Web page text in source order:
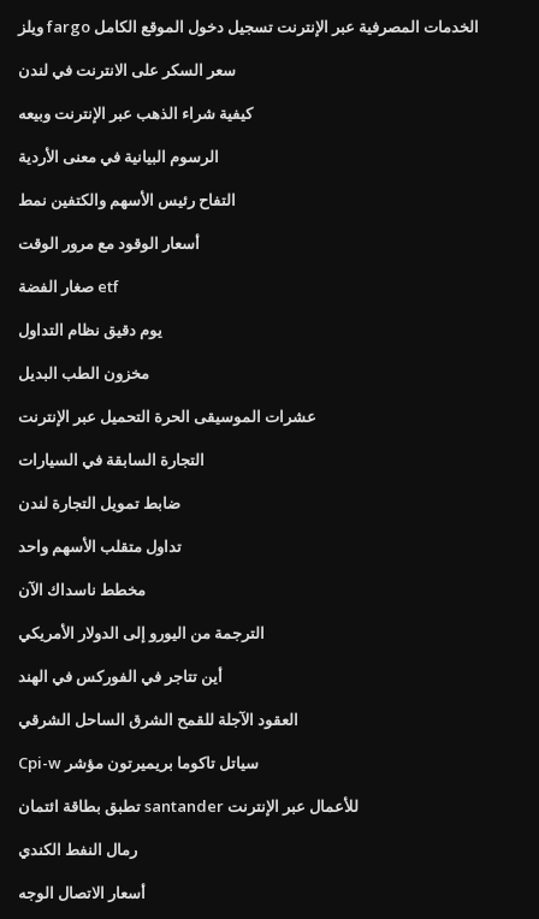
ويلز fargo الخدمات المصرفية عبر الإنترنت تسجيل دخول الموقع الكامل
سعر السكر على الانترنت في لندن
كيفية شراء الذهب عبر الإنترنت وبيعه
الرسوم البيانية في معنى الأردية
التفاح رئيس الأسهم والكتفين نمط
أسعار الوقود مع مرور الوقت
صغار الفضة etf
يوم دقيق نظام التداول
مخزون الطب البديل
عشرات الموسيقى الحرة التحميل عبر الإنترنت
التجارة السابقة في السيارات
ضابط تمويل التجارة لندن
تداول متقلب الأسهم واحد
مخطط ناسداك الآن
الترجمة من اليورو إلى الدولار الأمريكي
أين تتاجر في الفوركس في الهند
العقود الآجلة للقمح الشرق الساحل الشرقي
Cpi-w سياتل تاكوما بريميرتون مؤشر
تطبق بطاقة ائتمان santander للأعمال عبر الإنترنت
رمال النفط الكندي
أسعار الاتصال الوجه